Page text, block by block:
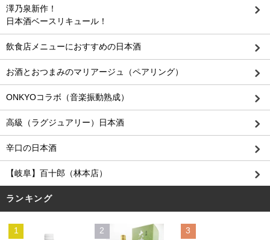
澤乃泉新作！
日本酒ベースリキュール！
飲食店メニューにおすすめの日本酒
お酒とおつまみのマリアージュ（ペアリング）
ONKYOコラボ（音楽振動熟成）
高級（ラグジュアリー）日本酒
辛口の日本酒
【岐阜】百十郎（林本店）
ランキング
1 2 3